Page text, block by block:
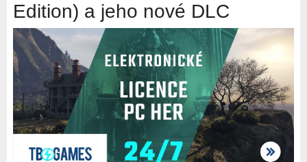
Edition) a jeho nové DLC